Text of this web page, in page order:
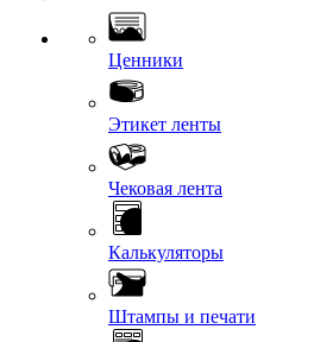
Ценники
Этикет ленты
Чековая лента
Калькуляторы
Штампы и печати